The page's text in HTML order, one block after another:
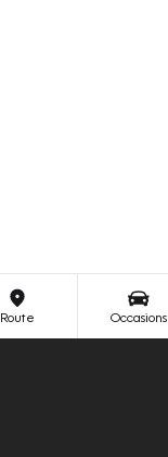
Route Occasions